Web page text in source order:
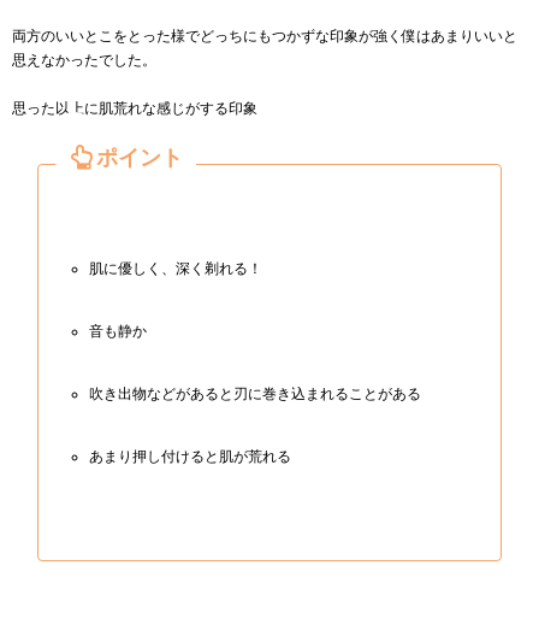
両方のいいとこをとった様でどっちにもつかずな印象が強く僕はあまりいいと
思えなかったでした。
思った以上に肌荒れな感じがする印象
肌に優しく、深く剃れる！
音も静か
吹き出物などがあると刃に巻き込まれることがある
あまり押し付けると肌が荒れる